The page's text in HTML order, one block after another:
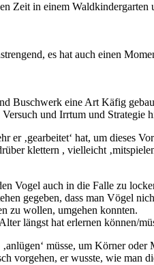
Zeit in einem
es hat auch einen
Buschwerk eine Art Käfig
und Irrtum und Strategie
‚gearbeitet‘ hat, um dieses
klettern , vielleicht
Vogel auch in die Falle zu
gegeben, dass man Vögel
zu wollen, umgehen konnten.
längst hat erlernen können/
müsse, um Körner
vorgehen, er wusste, wie man